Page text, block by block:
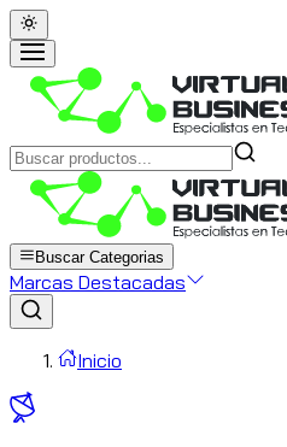
Buscar Categorias
Marcas Destacadas
Inicio